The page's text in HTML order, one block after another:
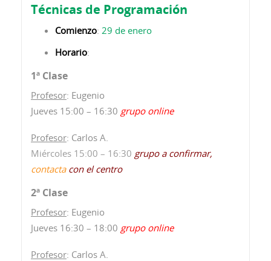
Técnicas de Programación
Comienzo: 29 de enero
Horario:
1ª Clase
Profesor: Eugenio
Jueves 15:00 – 16:30 grupo online
Profesor: Carlos A.
Miércoles 15:00 – 16:30 grupo a confirmar,
contactacon el centro
2ª Clase
Profesor: Eugenio
Jueves 16:30 – 18:00 grupo online
Profesor: Carlos A.